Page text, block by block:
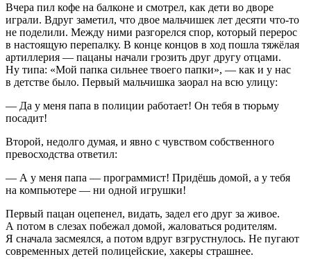
Вчера пил кофе на балконе и смотрел, как дети во дворе
играли. Вдруг заметил, что двое мальчишек лет десяти что-то
не поделили. Между ними разгорелся спор, который перерос
в настоящую перепалку. В конце концов в ход пошла тяжёлая
артиллерия — пацаны начали грозить друг другу отцами.
Ну типа: «Мой папка сильнее твоего папки», — как и у нас
в детстве было. Первый мальчишка заорал на всю улицу:
— Да у меня папа в полиции работает! Он тебя в тюрьму
посадит!
Второй, недолго думая, и явно с чувством собственного
превосходства ответил:
— А у меня папа — программист! Придёшь домой, а у тебя
на компьютере — ни одной игрушки!
Первый пацан оцепенел, видать, задел его друг за живое.
А потом в слезах побежал домой, жаловаться родителям.
Я сначала засмеялся, а потом вдруг взгрустнулось. Не пугают
современных детей полицейские, хакеры страшнее.